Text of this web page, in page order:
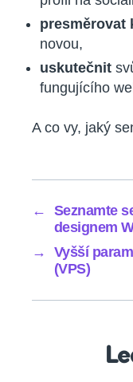
presměrovat
novou,
uskutečnit
fungujícího
A co vy, jaký
←
Seznamte
designem
→
Vyšší
(VPS)